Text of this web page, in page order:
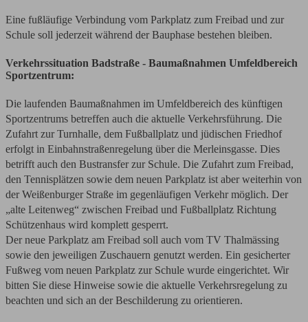
Eine fußläufige Verbindung vom Parkplatz zum Freibad und zur
Schule soll jederzeit während der Bauphase bestehen bleiben.
Verkehrssituation Badstraße - Baumaßnahmen Umfeldbereich
Sportzentrum:
Die laufenden Baumaßnahmen im Umfeldbereich des künftigen
Sportzentrums betreffen auch die aktuelle Verkehrsführung. Die
Zufahrt zur Turnhalle, dem Fußballplatz und jüdischen Friedhof
erfolgt in Einbahnstraßenregelung über die Merleinsgasse. Dies
betrifft auch den Bustransfer zur Schule. Die Zufahrt zum Freibad,
den Tennisplätzen sowie dem neuen Parkplatz ist aber weiterhin von
der Weißenburger Straße im gegenläufigen Verkehr möglich. Der
„alte Leitenweg“ zwischen Freibad und Fußballplatz Richtung
Schützenhaus wird komplett gesperrt.
Der neue Parkplatz am Freibad soll auch vom TV Thalmässing
sowie den jeweiligen Zuschauern genutzt werden. Ein gesicherter
Fußweg vom neuen Parkplatz zur Schule wurde eingerichtet. Wir
bitten Sie diese Hinweise sowie die aktuelle Verkehrsregelung zu
beachten und sich an der Beschilderung zu orientieren.